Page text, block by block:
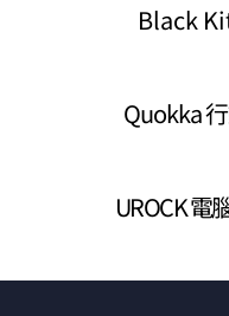
Black
Quokka
UROCK